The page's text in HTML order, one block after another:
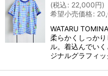
(税込: 22,000円)
希望小売価格:
WATARU
柔らかくしっか
ル。着込んでい
ジナルグラフィ